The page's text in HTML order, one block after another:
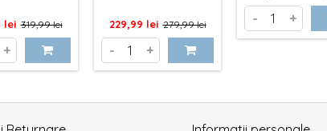
lei Pret
baza
319,99 lei
+
Pret
229,99 lei Pret
baza
279,99 lei
- +
de
baza
- +